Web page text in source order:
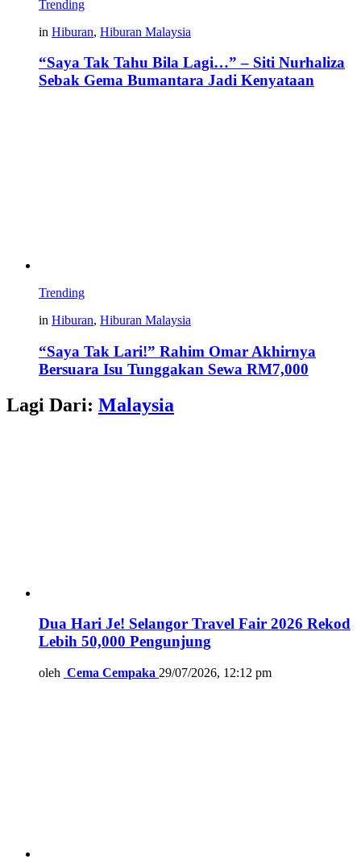
Trending
in Hiburan, Hiburan Malaysia
“Saya Tak Tahu Bila Lagi…” – Siti Nurhaliza
Sebak Gema Bumantara Jadi Kenyataan
Trending
in Hiburan, Hiburan Malaysia
“Saya Tak Lari!” Rahim Omar Akhirnya
Bersuara Isu Tunggakan Sewa RM7,000
Lagi Dari: Malaysia
Dua Hari Je! Selangor Travel Fair 2026 Rekod
Lebih 50,000 Pengunjung
oleh Cema Cempaka 29/07/2026, 12:12 pm